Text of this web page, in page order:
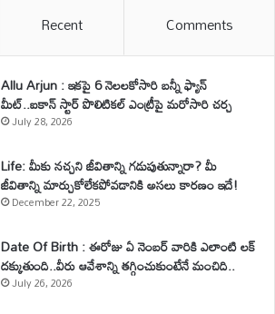
Recent Comments
Allu Arjun : ఇకపై 6 నెలలకోసారి బన్నీ ఫ్యాన్
మీట్..ఐకాన్ స్టార్ పొలిటికల్ ఎంట్రీపై మరోసారి చర్చ
July 28, 2026
Life: మీకు నచ్చని జీవితాన్ని గడుపుతున్నారా? మీ
జీవితాన్ని మార్చుకోలేకపోవడానికి అసలు కారణం ఇదే!
December 22, 2025
Date Of Birth : ఈరోజు ఏ నెంబర్ వారికి ఎలాంటి లక్
దక్కుతుంది..వీరు ఆవేశాన్ని తగ్గించుకుంటేనే మంచిది..
July 26, 2026